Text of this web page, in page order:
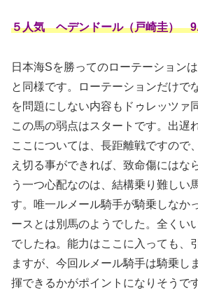
５人気 ヘデンドール（戸崎圭）
日本海Sを勝ってのローテーション
と同様です。ローテーションだけで
を問題にしない内容もドゥレッツァ
この馬の弱点はスタートです。出遅
ここについては、長距離戦ですので
え切る事ができれば、致命傷にはな
う一つ心配なのは、結構乗り難しい
す。唯一ルメール騎手が騎乗しなか
ースとは別馬のようでした。全くい
でしたね。能力はここに入っても、
ますが、今回ルメール騎手は騎乗し
揮できるかがポイントになりそうです